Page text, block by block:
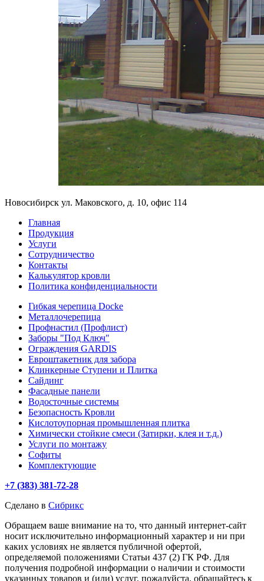
Новосибирск ул. Маковского, д. 10, офис 114
Главная
Продукция
Услуги
Сотрудничество
Контакты
Калькулятор кровли
Политика конфиденциальности
Гибкая черепица Docke
Металлочерепица
Профнастил (Профлист)
Заборы "Под Ключ"
Ограждения GARDIS
Евроштакетник для забора
Клинкерные Ступени и Плитка
Сайдинг
Фасадные панели
Водосточные системы
Безопасность Кровли
Кислотоупорная промышленная плитка
Химически стойкие смеси (Затирки, клея и т.д.)
Услуги по монтажу
Софиты
Комплектующие
+7 (383) 381-72-28
Сделано в Сибрикс
Обращаем ваше внимание на то, что данный интернет-сайт
носит исключительно информационный характер и ни при
каких условиях не является публичной офертой,
определяемой положениями Статьи 437 (2) ГК РФ. Для
получения подробной информации о наличии и стоимости
указанных товаров и (или) услуг, пожалуйста, обращайтесь к